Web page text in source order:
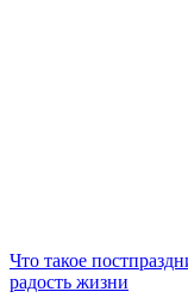
Что такое
радость жизни